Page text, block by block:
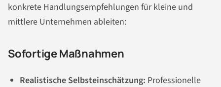
konkrete Handlungsempfehlungen für kleine und
mittlere Unternehmen ableiten:
Sofortige Maßnahmen
Realistische Selbsteinschätzung: Professionelle